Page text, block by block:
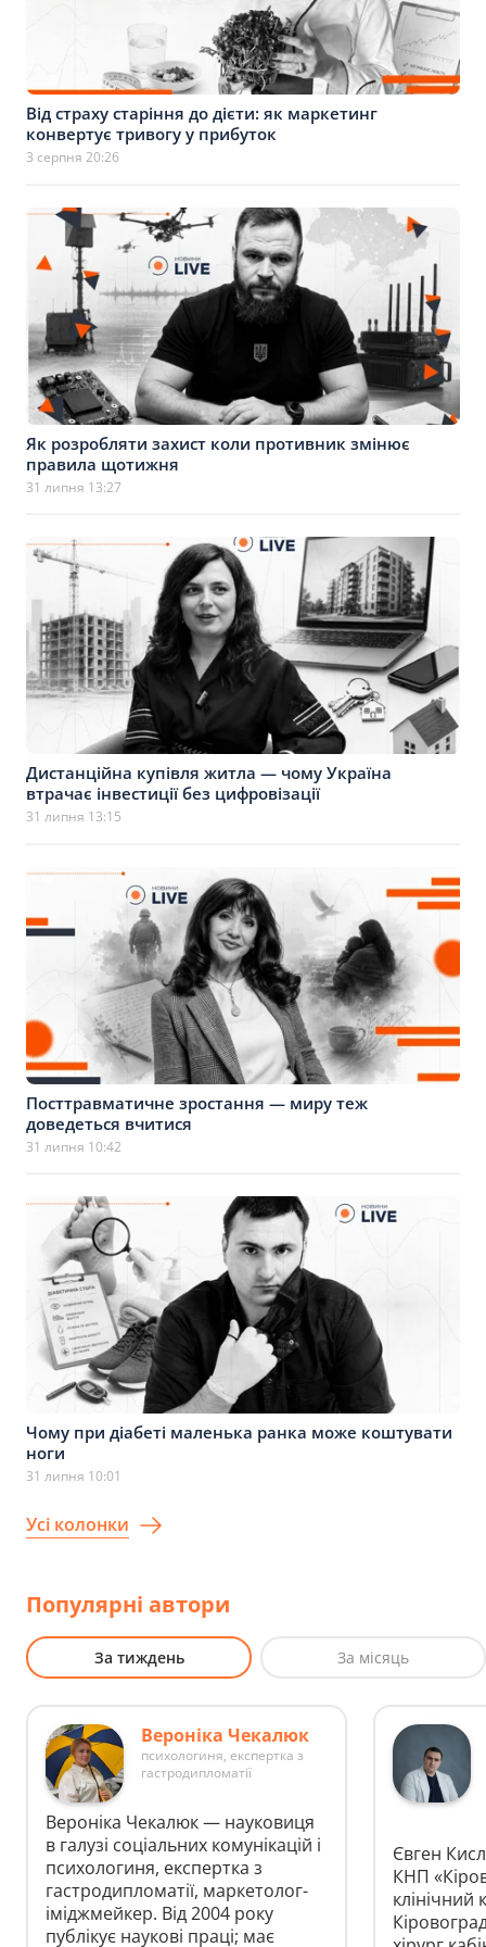
Від страху старіння до дієти: як маркетинг
конвертує тривогу у прибуток
3 серпня 20:26
Як розробляти захист коли противник змінює
правила щотижня
31 липня 13:27
Дистанційна купівля житла — чому Україна
втрачає інвестиції без цифровізації
31 липня 13:15
Посттравматичне зростання — миру теж
доведеться вчитися
31 липня 10:42
Чому при діабеті маленька ранка може коштувати
ноги
31 липня 10:01
Усі колонки
Популярні автори
За тиждень За місяць
Вероніка Чекалюк
психологиня, експертка з
гастродипломатії
Вероніка Чекалюк — науковиця
в галузі соціальних комунікацій і
психологиня, експертка з
гастродипломатії, маркетолог-
іміджмейкер. Від 2004 року
публікує наукові праці; має
Євген
КНП
клінічний